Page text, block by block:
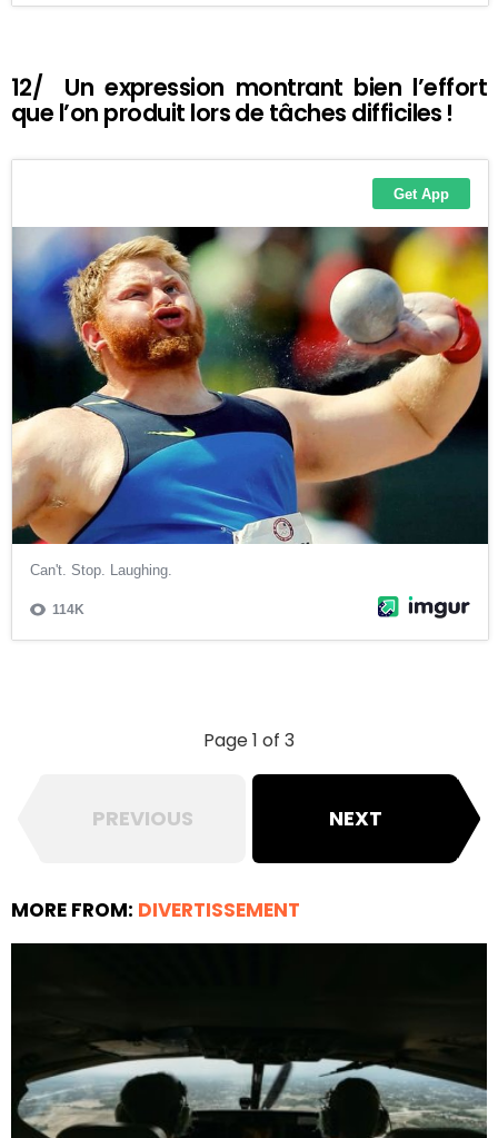
12/ Un expression montrant bien l’effort
que l’on produit lors de tâches difficiles !
Page 1 of 3
PREVIOUS NEXT
MORE FROM: DIVERTISSEMENT